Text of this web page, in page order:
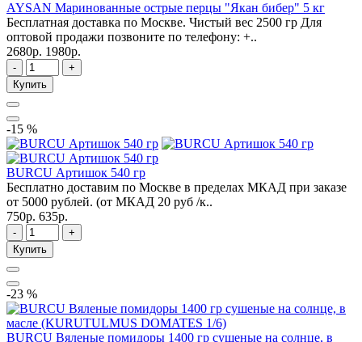
AYSAN Маринованные острые перцы "Якан бибер" 5 кг
Бесплатная доставка по Москве. Чистый вес 2500 гр Для
оптовой продажи позвоните по телефону: +..
2680р. 1980р.
-
+
Купить
-15 %
BURCU Артишок 540 гр
Бесплатно доставим по Москве в пределах МКАД при заказе
от 5000 рублей. (от МКАД 20 руб /к..
750р. 635р.
-
+
Купить
-23 %
BURCU Вяленые помидоры 1400 гр сушеные на солнце, в